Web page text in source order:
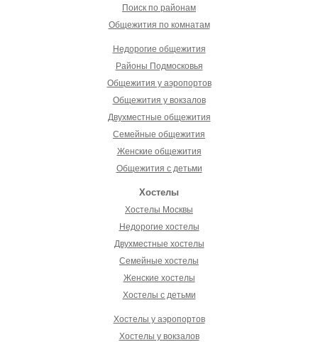
Поиск по районам
Общежития по комнатам
Недорогие общежития
Районы Подмосковья
Общежития у аэропортов
Общежития у вокзалов
Двухместные общежития
Семейные общежития
Женские общежития
Общежития с детьми
Хостелы
Хостелы Москвы
Недорогие хостелы
Двухместные хостелы
Семейные хостелы
Женские хостелы
Хостелы с детьми
Хостелы у аэропортов
Хостелы у вокзалов